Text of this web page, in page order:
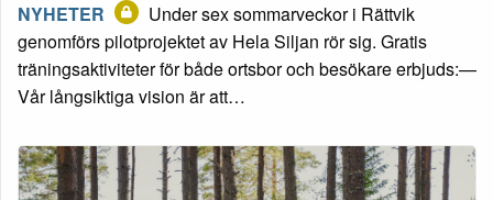
NYHETER
Under sex sommarveckor i Rättvik
genomförs pilotprojektet av Hela Siljan rör sig. Gratis
träningsaktiviteter för både ortsbor och besökare erbjuds:—
Vår långsiktiga vision är att…